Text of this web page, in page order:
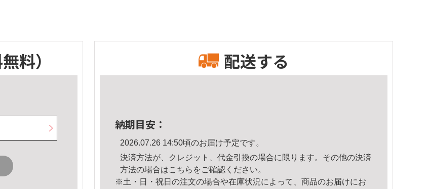
料） 配送する
納期目安：
2026.07.26 14:50頃のお届け予定です。
決済方法が、クレジット、代金引換の場合に限ります。その他の決済
方法の場合はこちら をご確認ください。
※土・日・祝日の注文の場合や在庫状況によって、商品のお届けにお